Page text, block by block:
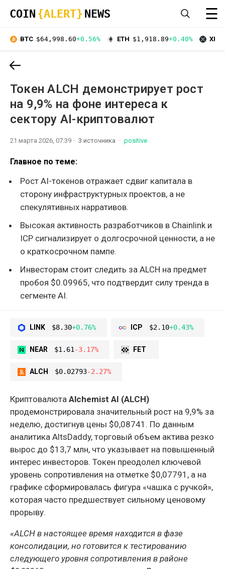
COIN {ALERT} NEWS ☰
BTC $64,998.60+0.56% ETH $1,918.89+0.40% XRP
Токен ALCH демонстрирует рост
на 9,9% на фоне интереса к
сектору AI-криптовалют
21 марта 2026, 07:39 3 источника positive
Главное по теме:
Рост AI-токенов отражает сдвиг капитала в
сторону инфраструктурных проектов, а не
спекулятивных нарративов.
Высокая активность разработчиков в Chainlink и
ICP сигнализирует о долгосрочной ценности, а не
о краткосрочном пампе.
Инвесторам стоит следить за ALCH на предмет
пробоя $0.09965, что подтвердит силу тренда в
сегменте AI.
LINK $8.30+0.76% ICP $2.10+0.43%
NEAR $1.61 -3.17% FET
ALCH $0.02793-2.27%
Криптовалюта Alchemist AI (ALCH)
продемонстрировала значительный рост на 9,9% за
неделю, достигнув цены $0,08741. По данным
аналитика AltsDaddy, торговый объем актива резко
вырос до $13,7 млн, что указывает на повышенный
интерес инвесторов. Токен преодолел ключевой
уровень сопротивления на отметке $0,07791, а на
графике сформировалась фигура «чашка с ручкой»,
которая часто предшествует сильному ценовому
прорыву.
«ALCH в настоящее время находится в фазе
консолидации, но готовится к тестированию
следующего уровня сопротивления в районе